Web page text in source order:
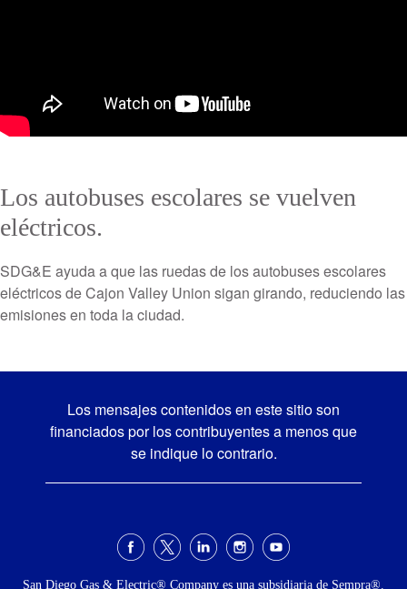
Los autobuses escolares se vuelven
eléctricos.
SDG&E ayuda a que las ruedas de los autobuses escolares
eléctricos de Cajon Valley Union sigan girando, reduciendo las
emisiones en toda la ciudad.
Los mensajes contenidos en este sitio son
financiados por los contribuyentes a menos que
se indique lo contrario.
San Diego Gas & Electric® Company es una subsidiaria de Sempra®.